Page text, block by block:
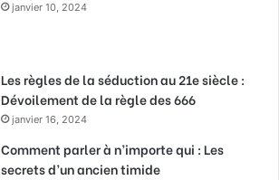
janvier 10, 2024
Les règles de la séduction au 21e siècle :
Dévoilement de la règle des 666
janvier 16, 2024
Comment parler à n’importe qui : Les
secrets d’un ancien timide